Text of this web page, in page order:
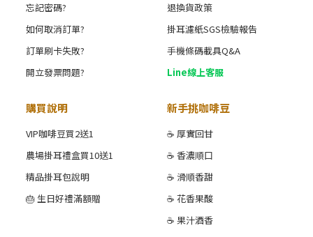
忘記密碼?
如何取消訂單?
訂單刷卡失敗?
開立發票問題?
退換貨政策
掛耳濾紙SGS檢驗報告
手機條碼載具Q&A
Line線上客服
購買說明
VIP咖啡豆買2送1
農場掛耳禮盒買10送1
精品掛耳包說明
🎂 生日好禮滿額贈
新手挑咖啡豆
☕ 厚實回甘
☕ 香濃順口
☕ 滑順香甜
☕ 花香果酸
☕ 果汁酒香